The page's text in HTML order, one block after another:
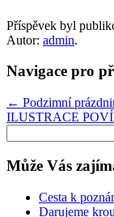
Příspěvek byl
Autor: admin.
Navigace pro
← Podzimní
ILUSTRACE
Může Vás
Cesta k
Darujeme